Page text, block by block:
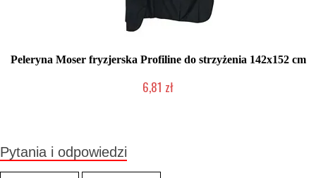
Peleryna Moser fryzjerska Profiline do strzyżenia 142x152 cm
6,81 zł
Pytania i odpowiedzi